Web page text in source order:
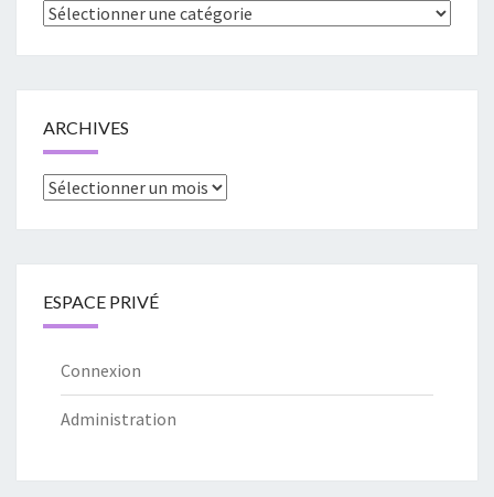
Catégories
ARCHIVES
Archives
ESPACE PRIVÉ
Connexion
Administration